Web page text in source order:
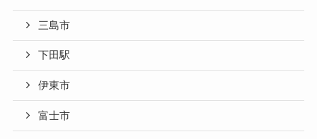
三島市
下田駅
伊東市
富士市